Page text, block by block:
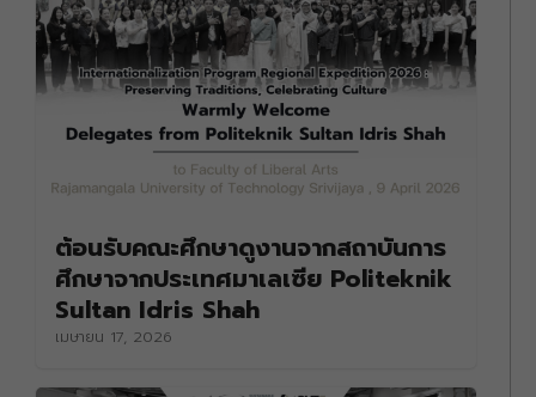
ต้อนรับคณะศึกษาดูงานจากสถาบันการ
ศึกษาจากประเทศมาเลเซีย Politeknik
Sultan Idris Shah
เมษายน 17, 2026